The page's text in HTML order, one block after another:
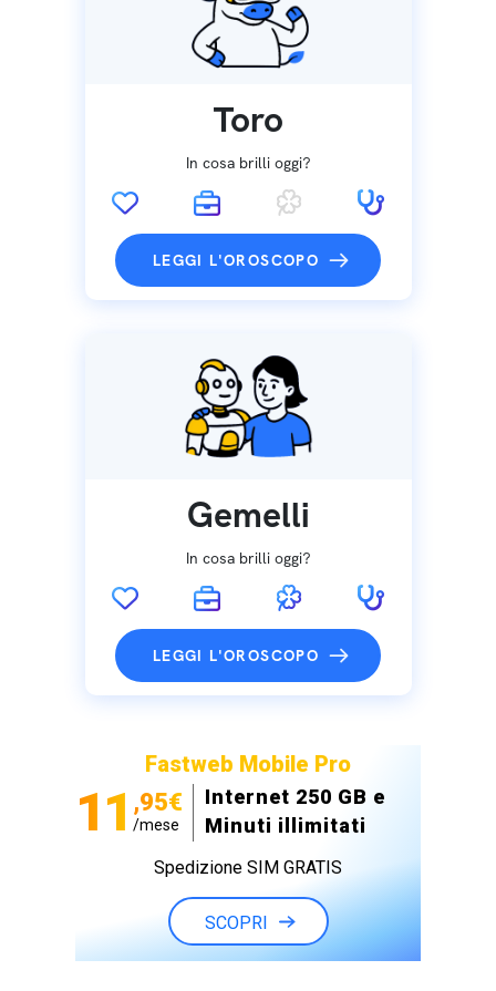
Toro
In cosa brilli oggi?
LEGGI L'OROSCOPO
Gemelli
In cosa brilli oggi?
LEGGI L'OROSCOPO
Fastweb Mobile Pro
11 ,95€
/mese
Internet 250 GB e
Minuti illimitati
Spedizione SIM GRATIS
SCOPRI